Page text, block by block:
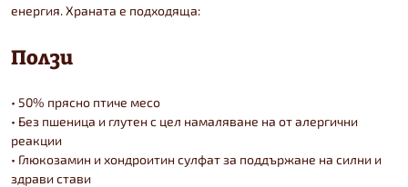
енергия. Храната е подходяща:
Ползи
• 50% прясно птиче месо
• Без пшеница и глутен с цел намаляване на от алергични
реакции
• Глюкозамин и хондроитин сулфат за поддържане на силни и
здрави стави